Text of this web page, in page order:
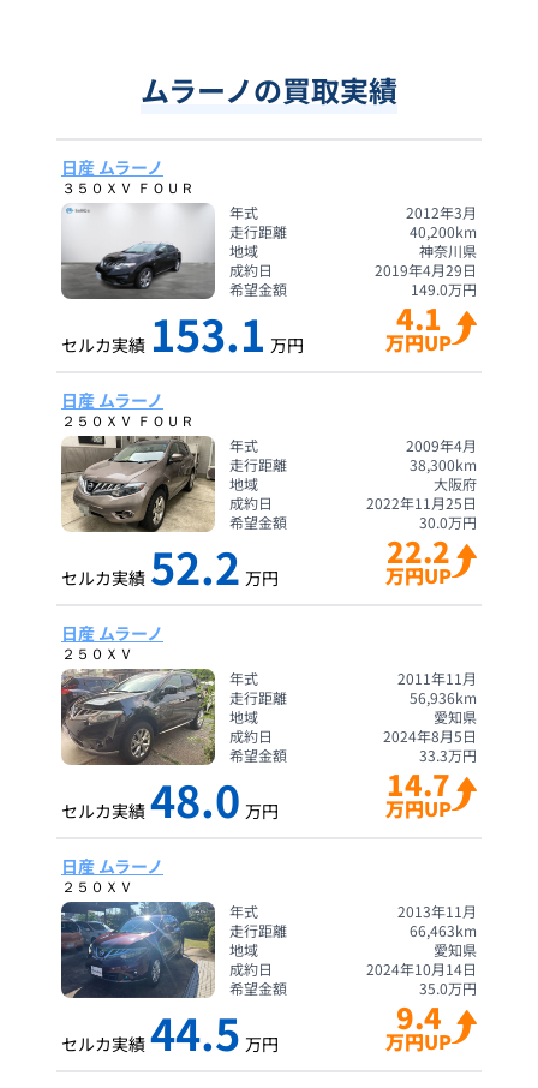
ムラーノの買取実績
日産 ムラーノ
３５０ＸＶ ＦＯＵＲ
年式
2012年3月
走行距離
40,200km
地域
神奈川県
成約日
2019年4月29日
希望金額
149.0万円
セルカ実績 153.1 万円
4.1
万円UP
日産 ムラーノ
２５０ＸＶ ＦＯＵＲ
年式
2009年4月
走行距離
38,300km
地域
大阪府
成約日
2022年11月25日
希望金額
30.0万円
セルカ実績 52.2 万円
22.2
万円UP
日産 ムラーノ
２５０ＸＶ
年式
2011年11月
走行距離
56,936km
地域
愛知県
成約日
2024年8月5日
希望金額
33.3万円
セルカ実績 48.0 万円
14.7
万円UP
日産 ムラーノ
２５０ＸＶ
年式
2013年11月
走行距離
66,463km
地域
愛知県
成約日
2024年10月14日
希望金額
35.0万円
セルカ実績 44.5 万円
9.4
万円UP